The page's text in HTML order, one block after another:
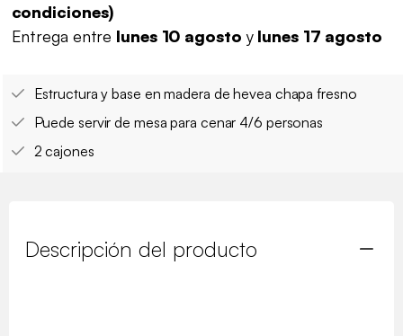
condiciones)
Entrega entre lunes 10 agosto y lunes 17 agosto
Estructura y base en madera de hevea chapa fresno
Puede servir de mesa para cenar 4/6 personas
2 cajones
Descripción del producto